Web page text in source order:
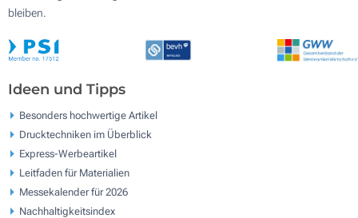
bleiben.
Ideen und Tipps
Besonders hochwertige Artikel
Drucktechniken im Überblick
Express-Werbeartikel
Leitfaden für Materialien
Messekalender für 2026
Nachhaltigkeitsindex